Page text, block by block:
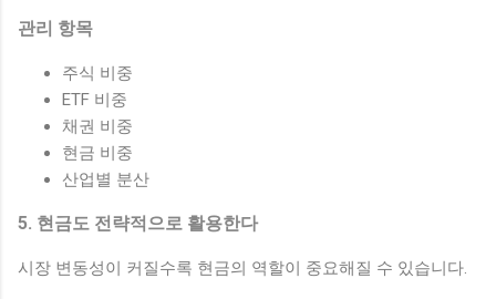
관리 항목
주식 비중
ETF 비중
채권 비중
현금 비중
산업별 분산
5. 현금도 전략적으로 활용한다
시장 변동성이 커질수록 현금의 역할이 중요해질 수 있습니다.